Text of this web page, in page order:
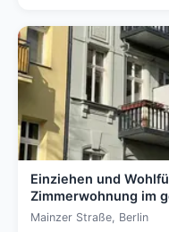
Einziehen und
Zimmerwohnung im
Mainzer Straße, Berlin